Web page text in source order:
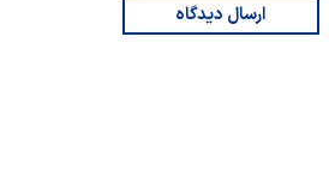
ارسال دیدگاه